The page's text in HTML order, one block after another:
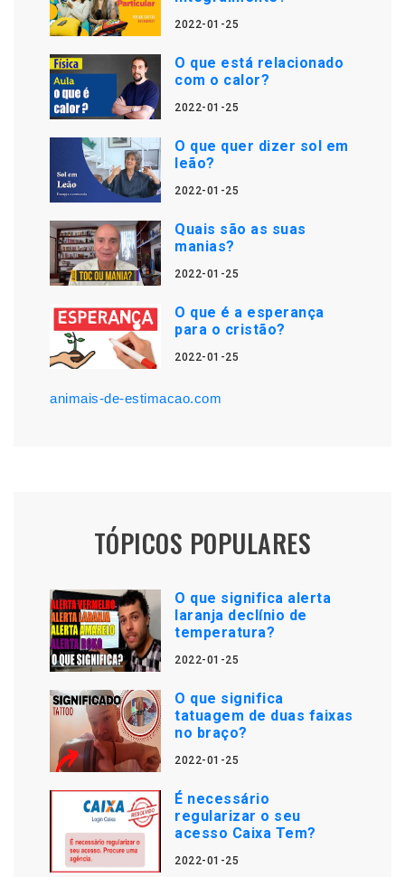
2022-01-25
O que está relacionado
com o calor?
2022-01-25
O que quer dizer sol em
leão?
2022-01-25
Quais são as suas
manias?
2022-01-25
O que é a esperança
para o cristão?
2022-01-25
animais-de-estimacao.com
TÓPICOS POPULARES
O que significa alerta
laranja declínio de
temperatura?
2022-01-25
O que significa
tatuagem de duas faixas
no braço?
2022-01-25
É necessário
regularizar o seu
acesso Caixa Tem?
2022-01-25